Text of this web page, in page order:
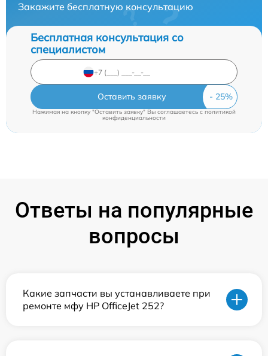
Закажите бесплатную консультацию
Бесплатная консультация со
специалистом
Оставить заявку
Нажимая на кнопку "Оставить заявку" Вы соглашаетесь c политикой
конфиденциальности
Ответы на популярные
вопросы
Какие запчасти вы устанавливаете при
ремонте мфу HP OfficeJet 252?